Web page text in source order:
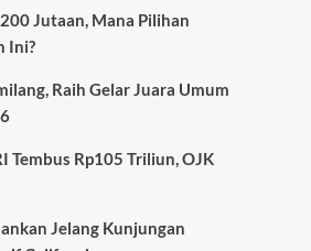
Jutaan, Mana Pilihan
Ini?
Raih Gelar Juara Umum
Tembus Rp105 Triliun, OJK
Jelang Kunjungan